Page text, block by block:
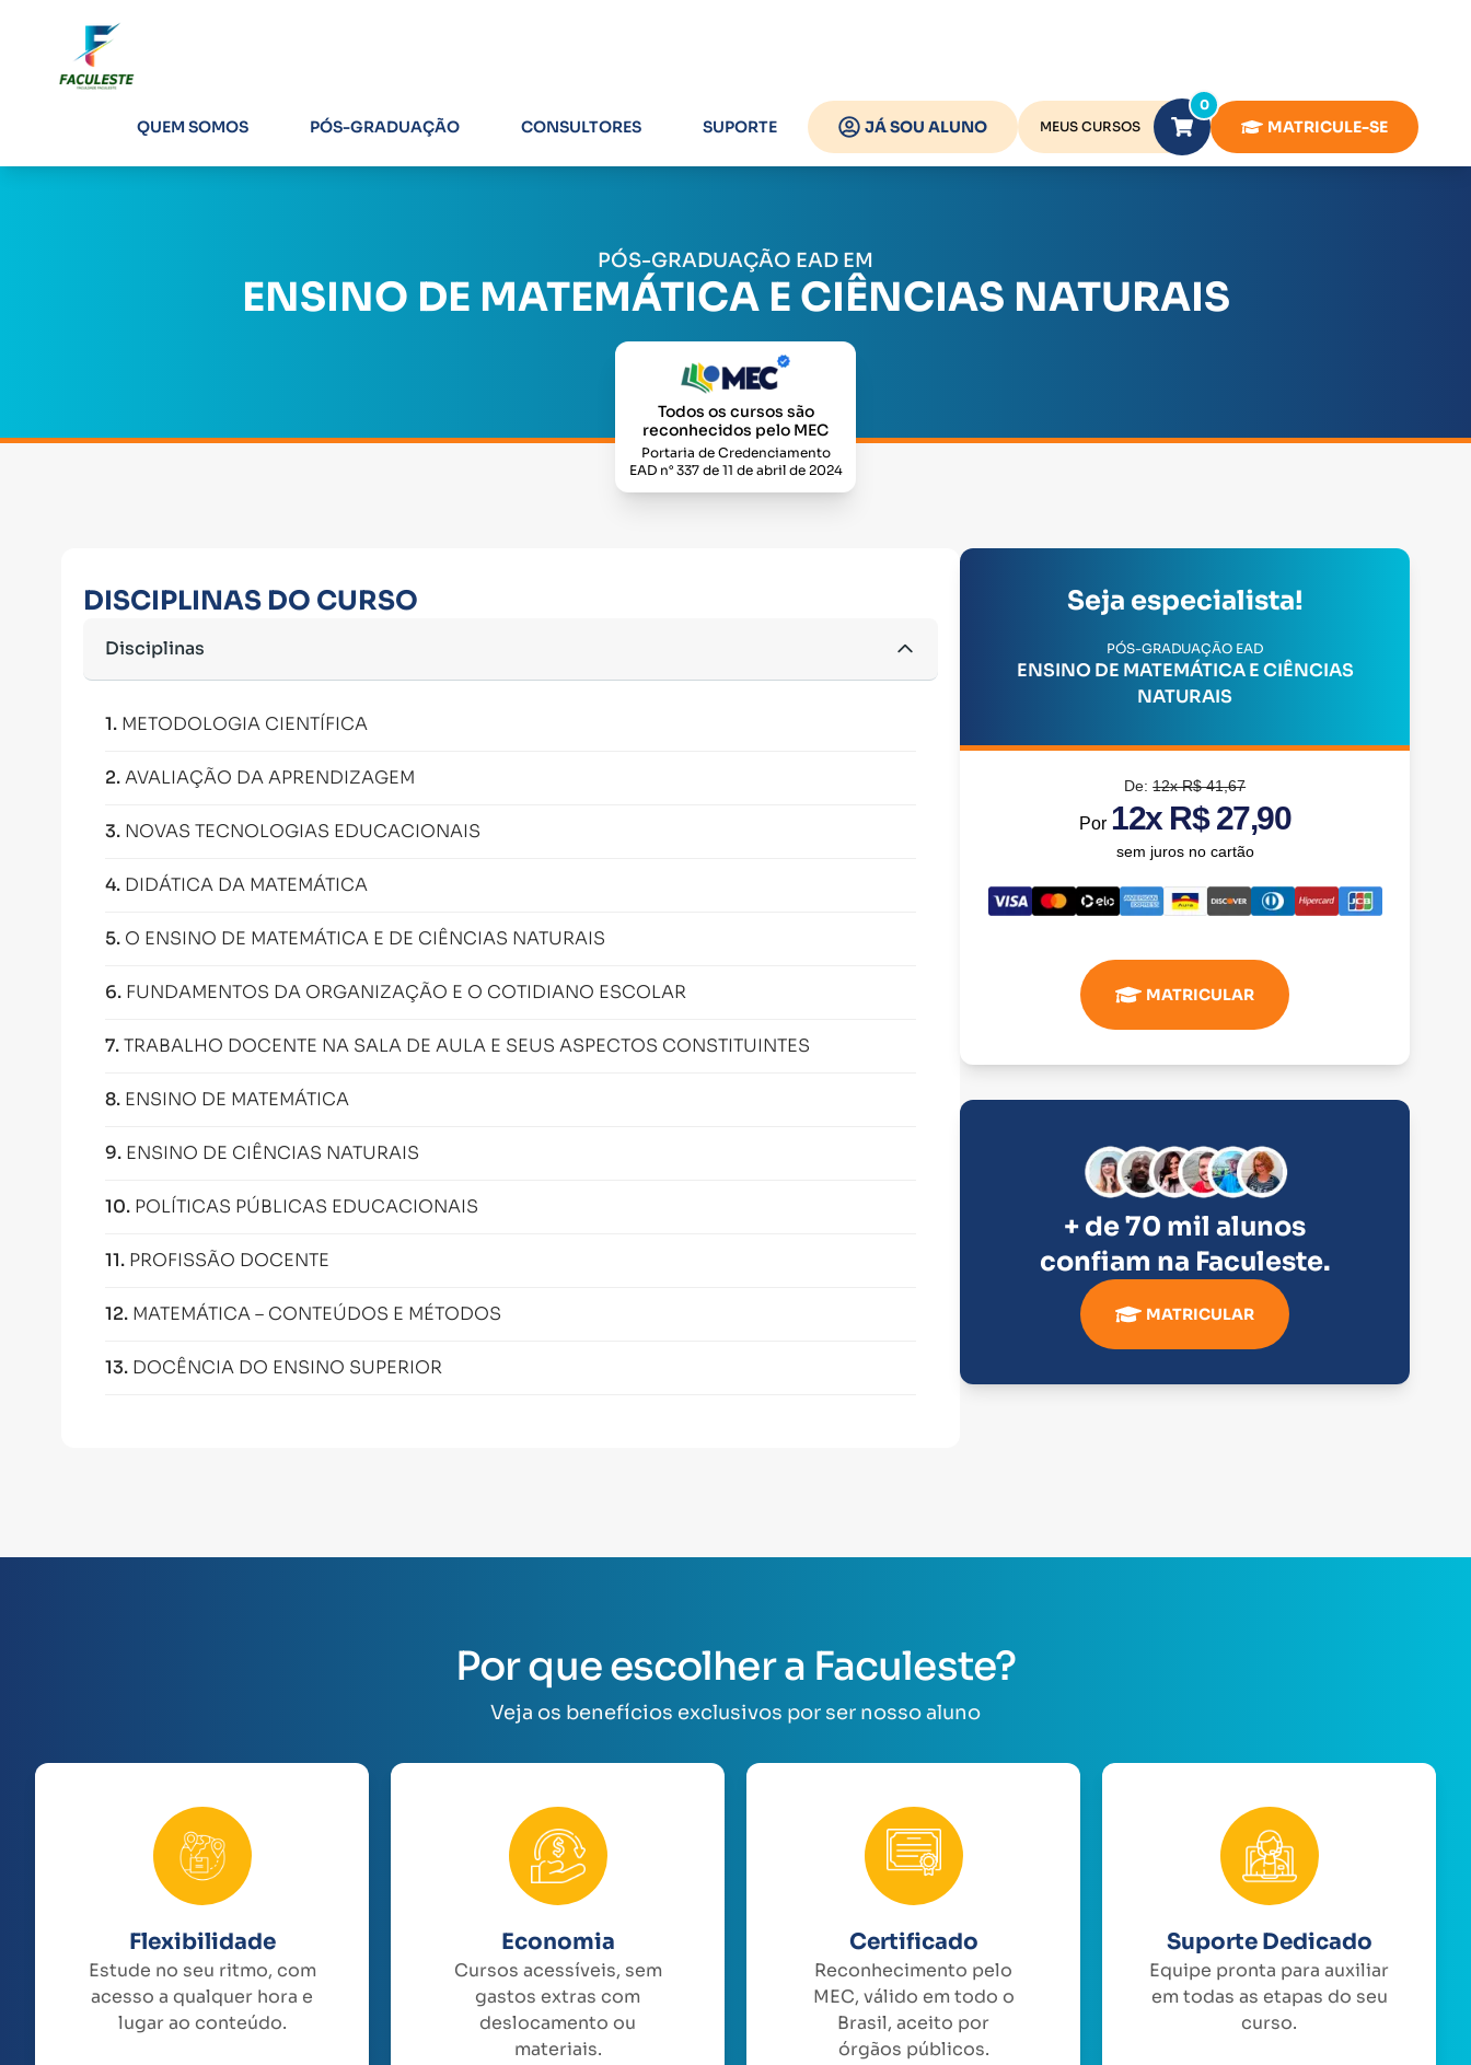
QUEM SOMOS PÓS-GRADUAÇÃO CONSULTORES SUPORTE JÁ SOU ALUNO MEUS CURSOS
0
MATRICULE-SE
PÓS-GRADUAÇÃO EAD EM
ENSINO DE MATEMÁTICA E CIÊNCIAS NATURAIS
Todos os cursos são
reconhecidos pelo MEC
Portaria de Credenciamento
EAD n° 337 de 11 de abril de 2024
DISCIPLINAS DO CURSO
Disciplinas
1. METODOLOGIA CIENTÍFICA
2.AVALIAÇÃO DA APRENDIZAGEM
3. NOVAS TECNOLOGIAS EDUCACIONAIS
4. DIDÁTICA DA MATEMÁTICA
5. O ENSINO DE MATEMÁTICA E DE CIÊNCIAS NATURAIS
6. FUNDAMENTOS DA ORGANIZAÇÃO E O COTIDIANO ESCOLAR
7.TRABALHO DOCENTE NA SALA DE AULA E SEUS ASPECTOS CONSTITUINTES
8. ENSINO DE MATEMÁTICA
9. ENSINO DE CIÊNCIAS NATURAIS
10. POLÍTICAS PÚBLICAS EDUCACIONAIS
11. PROFISSÃO DOCENTE
12. MATEMÁTICA – CONTEÚDOS E MÉTODOS
13. DOCÊNCIA DO ENSINO SUPERIOR
Seja especialista!
PÓS-GRADUAÇÃO EAD
ENSINO DE MATEMÁTICA E CIÊNCIAS
NATURAIS
De:12x R$ 41,67
Por 12x R$ 27,90
sem juros no cartão
MATRICULAR
+ de 70 mil alunos
confiam na Faculeste.
MATRICULAR
Por que escolher a Faculeste?
Veja os benefícios exclusivos por ser nosso aluno
Flexibilidade
Estude no seu ritmo, com
acesso a qualquer hora e
lugar ao conteúdo.
Economia
Cursos acessíveis, sem
gastos extras com
deslocamento ou
materiais.
Certificado
Reconhecimento pelo
MEC, válido em todo o
Brasil, aceito por
órgãos públicos.
Suporte Dedicado
Equipe pronta para auxiliar
em todas as etapas do seu
curso.